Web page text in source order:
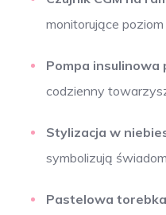
monitorujące poziom
Pompa insulinowa
codzienny
Stylizacja w
symbolizują
Pastelowa torebka